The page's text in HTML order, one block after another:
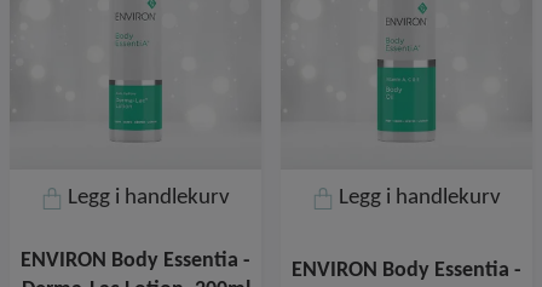
Legg i handlekurv
ENVIRON Body Essentia -
Legg i handlekurv
ENVIRON Body Essentia -